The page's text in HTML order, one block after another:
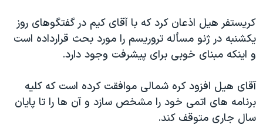
چهل سال گروگان‌گیری
قانون شفافیت دارائی کادر رهبری ایران
اسرائیل در جنگ
نرگس محمدی برنده جایزه نوبل صلح
کريستفر هيل اذعان کرد که با آقای کيم در گفتگوهای روز
يکشنبه در ژنو مسأله تروريسم را مورد بحث قرارداده است
و اينکه مبنای خوبی برای پيشرفت وجود دارد.
آقای هيل افزود کره شمالی موافقت کرده است که کليه
برنامه های اتمی خود را مشخص سازد و آن ها را تا پايان
سال جاری متوقف کند.